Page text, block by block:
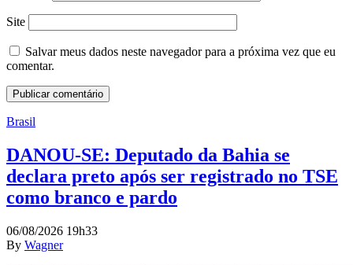
Site
Salvar meus dados neste navegador para a próxima vez que eu
comentar.
Brasil
DANOU-SE: Deputado da Bahia se
declara preto após ser registrado no TSE
como branco e pardo
06/08/2026 19h33
By Wagner